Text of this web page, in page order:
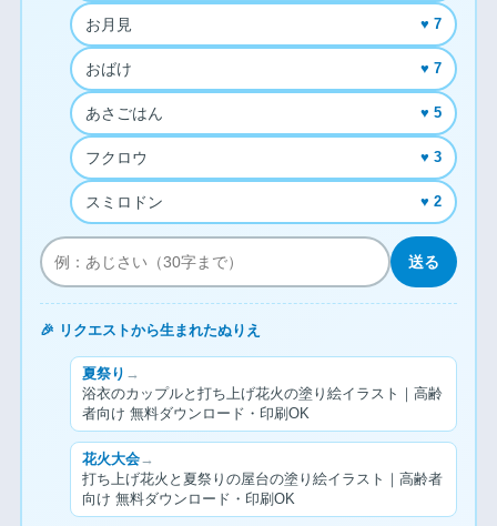
お月見 ♥ 7
おばけ ♥ 7
あさごはん ♥ 5
フクロウ ♥ 3
スミロドン ♥ 2
送る
🎉 リクエストから生まれたぬりえ
夏祭り →
浴衣のカップルと打ち上げ花火の塗り絵イラスト｜高齢
者向け 無料ダウンロード・印刷OK
花火大会→
打ち上げ花火と夏祭りの屋台の塗り絵イラスト｜高齢者
向け 無料ダウンロード・印刷OK